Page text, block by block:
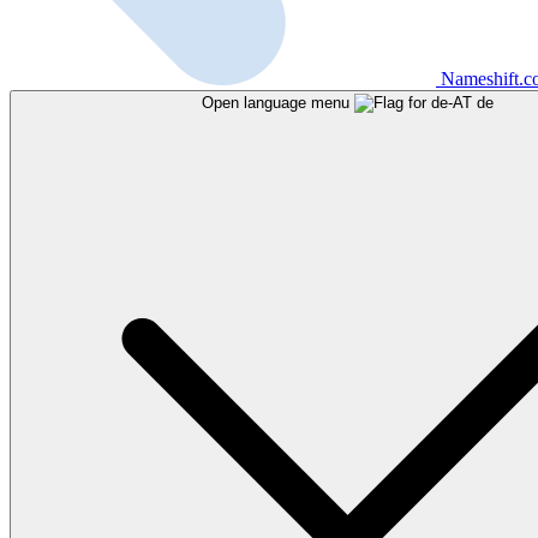
Open language menu de